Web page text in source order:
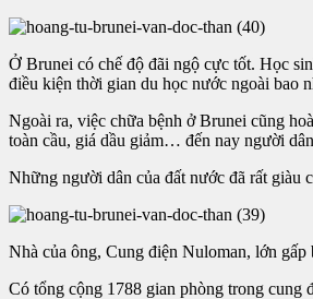
Ở Brunei có chế độ đãi ngộ cực tốt. Học
điều kiện thời gian du học nước ngoài bao
Ngoài ra, việc chữa bệnh ở Brunei cũng
toàn cầu, giá dầu giảm… đến nay người
Những người dân của đất nước đã rất giàu
Nhà của ông, Cung điện Nuloman, lớn
Có tổng cộng 1788 gian phòng trong cung